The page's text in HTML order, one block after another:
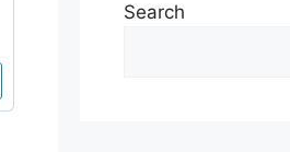
Search